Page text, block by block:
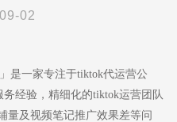
02
是一家专注于tiktok代运营公
经验，精细化的tiktok运营团队
量及视频笔记推广效果差等问